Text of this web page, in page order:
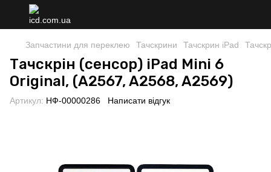
Запчастини для переклею Тачскрини Тачскрин iPad
Тачскрін (сенсор) iPad Mini 6
Original, (A2567, A2568, A2569)
Артикул: НФ-00000286 Написати відгук